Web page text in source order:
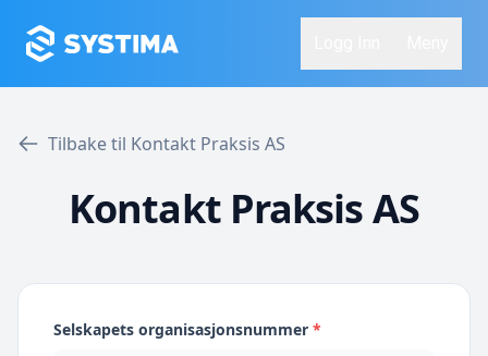
Tilbake til Kontakt Praksis AS
Kontakt Praksis AS
Selskapets organisasjonsnummer *